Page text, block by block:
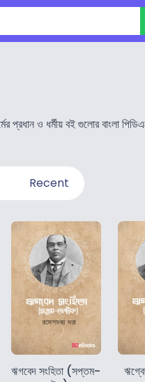
প্রধান ও ধর্মীয় বই গুলোর বাংলা
Recent
ঋগবেদ সংহিতা (সপ্তম-